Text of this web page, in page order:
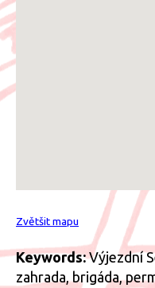
Zvětšit mapu
Keywords:Výjezdní
zahrada, brigáda,